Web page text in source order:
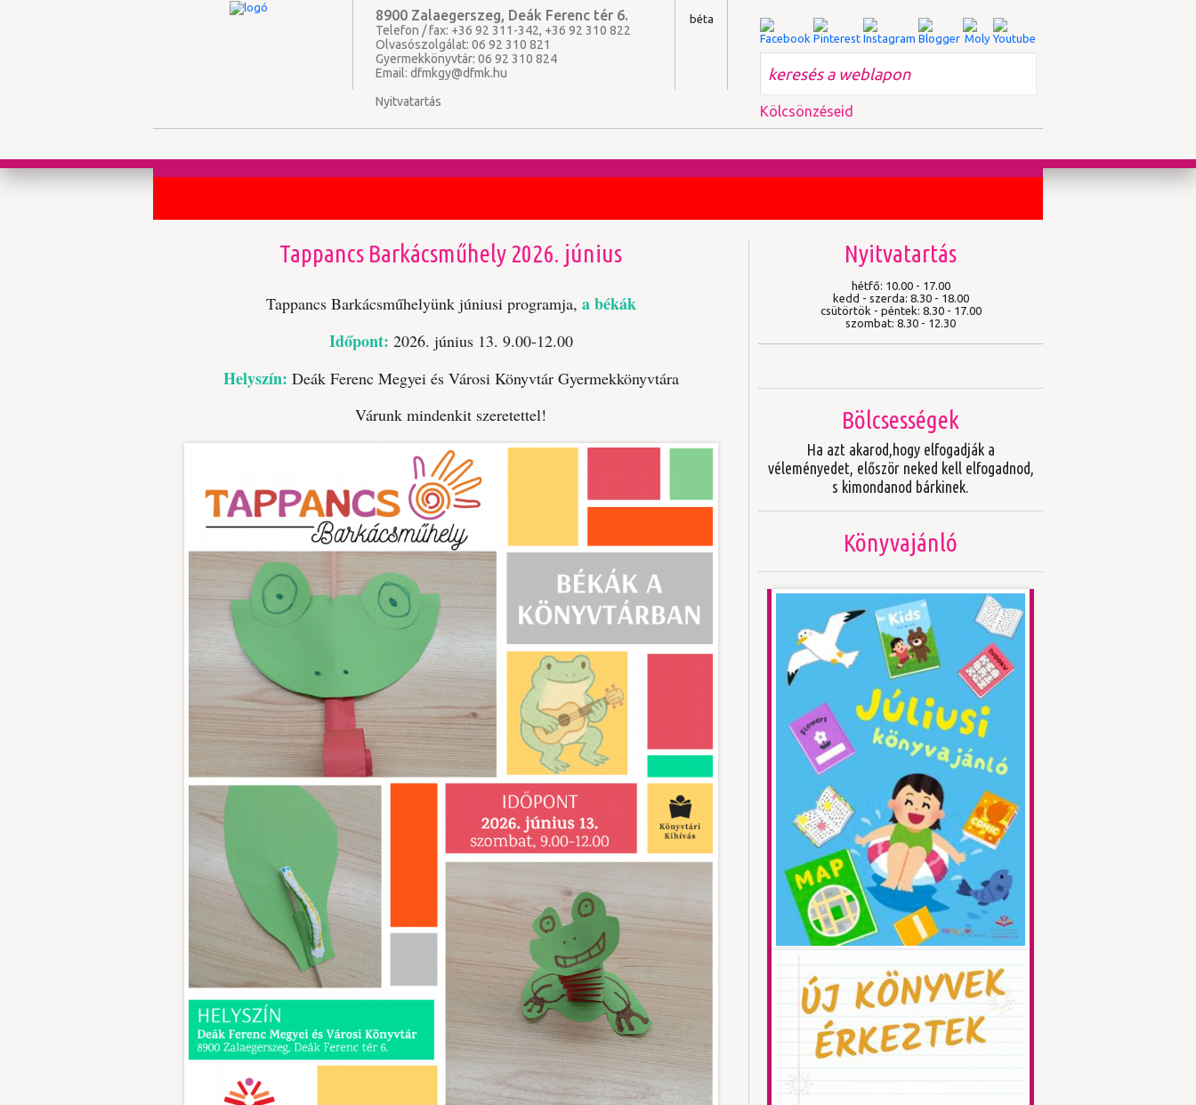
8900 Zalaegerszeg, Deák Ferenc tér 6.
Telefon / fax: +36 92 311-342, +36 92 310 822
Olvasószolgálat: 06 92 310 821
Gyermekkönyvtár: 06 92 310 824
Email:dfmkgy@dfmk.hu
Nyitvatartás
béta
Kölcsönzéseid
Tappancs Barkácsműhely 2026. június
Tappancs Barkácsműhelyünk júniusi programja, a békák
Időpont: 2026. június 13. 9.00-12.00
Helyszín: Deák Ferenc Megyei és Városi Könyvtár Gyermekkönyvtára
Várunk mindenkit szeretettel!
Nyitvatartás
hétfő: 10.00 - 17.00
kedd - szerda: 8.30 - 18.00
csütörtök - péntek: 8.30 - 17.00
szombat: 8.30 - 12.30
Bölcsességek
Ha azt akarod,hogy elfogadják a
véleményedet, először neked kell elfogadnod,
s kimondanod bárkinek.
Könyvajánló